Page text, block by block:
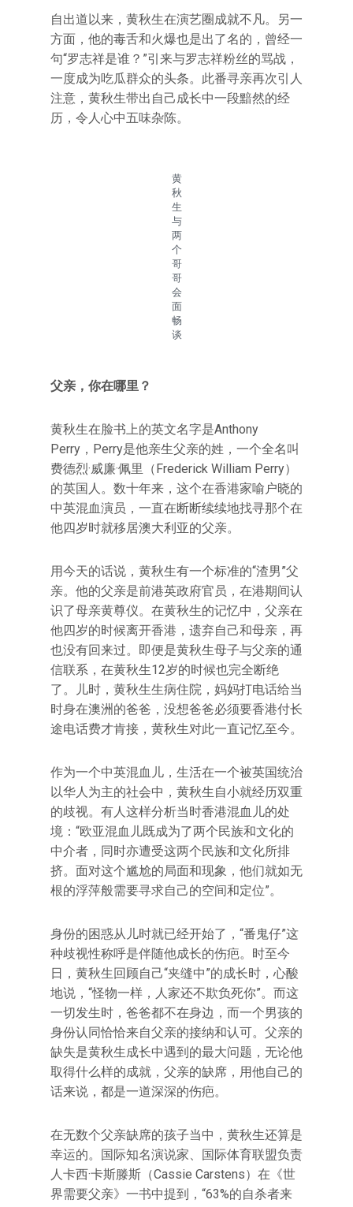
自出道以来，黄秋生在演艺圈成就不凡。另一
方面，他的毒舌和火爆也是出了名的，曾经一
句“罗志祥是谁？”引来与罗志祥粉丝的骂战，
一度成为吃瓜群众的头条。此番寻亲再次引人
注意，黄秋生带出自己成长中一段黯然的经
历，令人心中五味杂陈。
黄
秋
生
与
两
个
哥
哥
会
面
畅
谈
父亲，你在哪里？
黄秋生在脸书上的英文名字是Anthony
Perry，Perry是他亲生父亲的姓，一个全名叫
费德烈·威廉·佩里（Frederick William Perry）
的英国人。数十年来，这个在香港家喻户晓的
中英混血演员，一直在断断续续地找寻那个在
他四岁时就移居澳大利亚的父亲。
用今天的话说，黄秋生有一个标准的“渣男”父
亲。他的父亲是前港英政府官员，在港期间认
识了母亲黄尊仪。在黄秋生的记忆中，父亲在
他四岁的时候离开香港，遗弃自己和母亲，再
也没有回来过。即便是黄秋生母子与父亲的通
信联系，在黄秋生12岁的时候也完全断绝
了。儿时，黄秋生生病住院，妈妈打电话给当
时身在澳洲的爸爸，没想爸爸必须要香港付长
途电话费才肯接，黄秋生对此一直记忆至今。
作为一个中英混血儿，生活在一个被英国统治
以华人为主的社会中，黄秋生自小就经历双重
的歧视。有人这样分析当时香港混血儿的处
境：“欧亚混血儿既成为了两个民族和文化的
中介者，同时亦遭受这两个民族和文化所排
挤。面对这个尴尬的局面和现象，他们就如无
根的浮萍般需要寻求自己的空间和定位”。
身份的困惑从儿时就已经开始了，“番鬼仔”这
种歧视性称呼是伴随他成长的伤疤。时至今
日，黄秋生回顾自己“夹缝中”的成长时，心酸
地说，“怪物一样，人家还不欺负死你”。而这
一切发生时，爸爸都不在身边，而一个男孩的
身份认同恰恰来自父亲的接纳和认可。父亲的
缺失是黄秋生成长中遇到的最大问题，无论他
取得什么样的成就，父亲的缺席，用他自己的
话来说，都是一道深深的伤疤。
在无数个父亲缺席的孩子当中，黄秋生还算是
幸运的。国际知名演说家、国际体育联盟负责
人卡西·卡斯滕斯（Cassie Carstens）在《世
界需要父亲》一书中提到，“63%的自杀者来